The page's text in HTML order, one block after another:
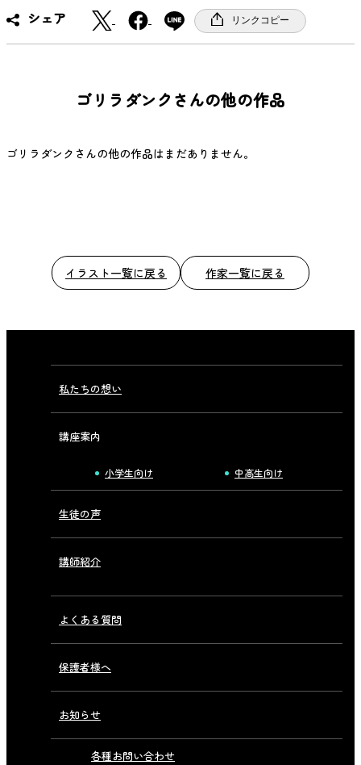
シェア
a
c
o
k
リンクコピー
ゴリラダンクさんの他の作品
ゴリラダンクさんの他の作品はまだありません。
イラスト一覧に戻る 作家一覧に戻る
私たちの想い
講座案内
小学生向け 中高生向け
生徒の声
講師紹介
よくある質問
保護者様へ
お知らせ
各種お問い合わせ